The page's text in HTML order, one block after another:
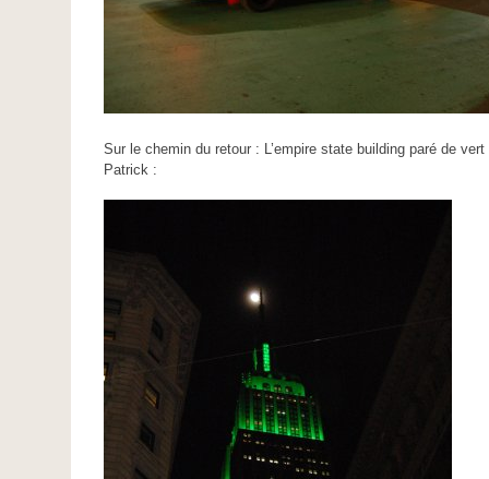
Sur le chemin du retour : L’empire state building paré de
Patrick :